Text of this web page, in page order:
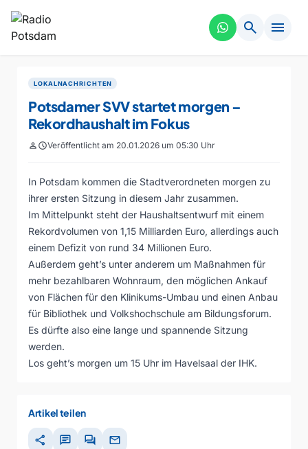
search menu
LOKALNACHRICHTEN
Potsdamer SVV startet morgen –
Rekordhaushalt im Fokus
personscheduleVeröffentlicht am 20.01.2026 um 05:30 Uhr
In Potsdam kommen die Stadtverordneten morgen zu
ihrer ersten Sitzung in diesem Jahr zusammen.
Im Mittelpunkt steht der Haushaltsentwurf mit einem
Rekordvolumen von 1,15 Milliarden Euro, allerdings auch
einem Defizit von rund 34 Millionen Euro.
Außerdem geht’s unter anderem um Maßnahmen für
mehr bezahlbaren Wohnraum, den möglichen Ankauf
von Flächen für den Klinikums-Umbau und einen Anbau
für Bibliothek und Volkshochschule am Bildungsforum.
Es dürfte also eine lange und spannende Sitzung
werden.
Los geht’s morgen um 15 Uhr im Havelsaal der IHK.
Artikel teilen
share chat forum mail